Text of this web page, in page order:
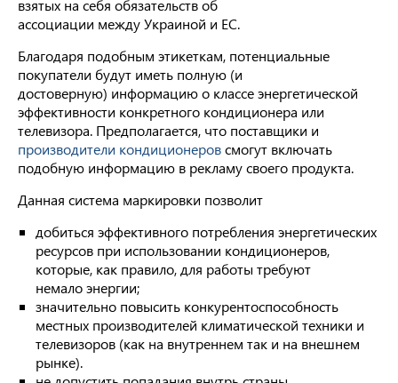
взятых на себя обязательств об
ассоциации между Украиной и ЕС.
Благодаря подобным этикеткам, потенциальные
покупатели будут иметь полную (и
достоверную) информацию о классе энергетической
эффективности конкретного кондиционера или
телевизора. Предполагается, что поставщики и
производители кондиционеровсмогут включать
подобную информацию в рекламу своего продукта.
Данная система маркировки позволит
добиться эффективного потребления энергетических
ресурсов при использовании кондиционеров,
которые, как правило, для работы требуют
немало энергии;
значительно повысить конкурентоспособность
местных производителей климатической техники и
телевизоров (как на внутреннем так и на внешнем
рынке).